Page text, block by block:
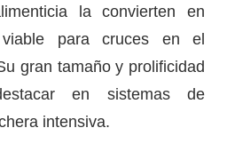
la convierten en
para cruces en el
gran tamaño y prolificidad
en sistemas de
intensiva.